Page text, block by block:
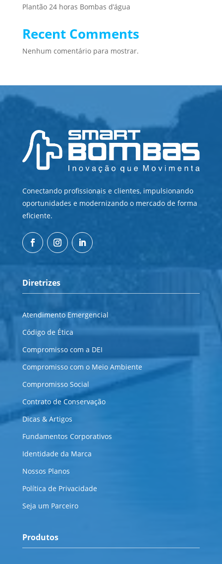
Plantão 24 horas Bombas d’água
Recent Comments
Nenhum comentário para mostrar.
Conectando profissionais e clientes, impulsionando
oportunidades e modernizando o mercado de forma
eficiente.
Diretrizes
Atendimento Emergencial
Código de Ética
Compromisso com a DEI
Compromisso com o Meio Ambiente
Compromisso Social
Contrato de Conservação
Dicas & Artigos
Fundamentos Corporativos
Identidade da Marca
Nossos Planos
Política de Privacidade
Seja um Parceiro
Produtos